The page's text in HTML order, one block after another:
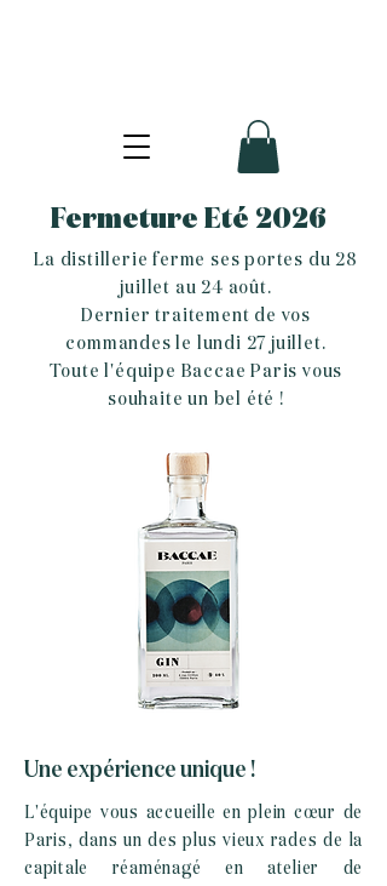
Fermeture Eté 2026
La distillerie ferme ses portes du 28
juillet au 24 août.
Dernier traitement de vos
commandes le lundi 27 juillet.
Toute l'équipe Baccae Paris vous
souhaite un bel été !
Une expérience unique !
L'équipe vous accueille en plein cœur de
Paris, dans un des plus vieux rades de la
capitale réaménagé en atelier de